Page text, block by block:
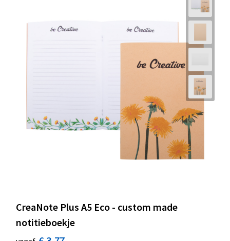
CreaNote Plus A5 Eco - custom made
notitieboekje